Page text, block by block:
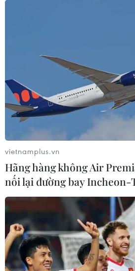
vietnamplus.vn
Hãng hàng không Air
nối lại đường bay Incheon-